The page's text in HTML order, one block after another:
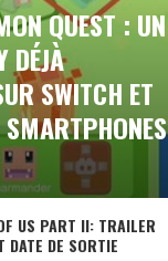
QUEST : UN
DÉJÀ
SWITCH ET
US PART II: TRAILER
DATE DE SORTIE